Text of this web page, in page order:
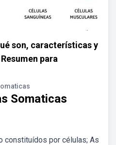
son, características y
para
Somaticas
constituídos por células; As